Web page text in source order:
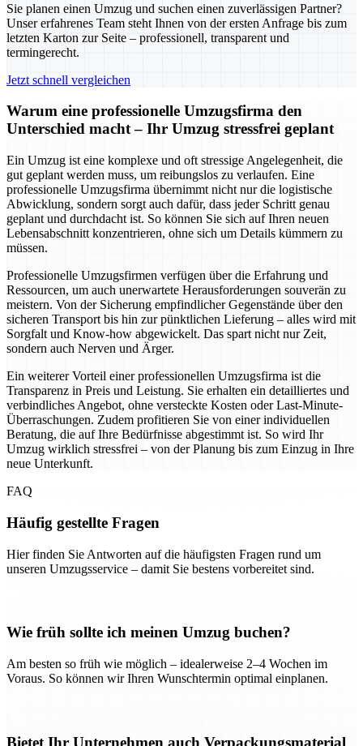
Sie planen einen Umzug und suchen einen zuverlässigen Partner?
Unser erfahrenes Team steht Ihnen von der ersten Anfrage bis zum
letzten Karton zur Seite – professionell, transparent und
termingerecht.
Jetzt schnell vergleichen
Warum eine professionelle Umzugsfirma den
Unterschied macht – Ihr Umzug stressfrei geplant
Ein Umzug ist eine komplexe und oft stressige Angelegenheit, die
gut geplant werden muss, um reibungslos zu verlaufen. Eine
professionelle Umzugsfirma übernimmt nicht nur die logistische
Abwicklung, sondern sorgt auch dafür, dass jeder Schritt genau
geplant und durchdacht ist. So können Sie sich auf Ihren neuen
Lebensabschnitt konzentrieren, ohne sich um Details kümmern zu
müssen.
Professionelle Umzugsfirmen verfügen über die Erfahrung und
Ressourcen, um auch unerwartete Herausforderungen souverän zu
meistern. Von der Sicherung empfindlicher Gegenstände über den
sicheren Transport bis hin zur pünktlichen Lieferung – alles wird mit
Sorgfalt und Know-how abgewickelt. Das spart nicht nur Zeit,
sondern auch Nerven und Ärger.
Ein weiterer Vorteil einer professionellen Umzugsfirma ist die
Transparenz in Preis und Leistung. Sie erhalten ein detailliertes und
verbindliches Angebot, ohne versteckte Kosten oder Last-Minute-
Überraschungen. Zudem profitieren Sie von einer individuellen
Beratung, die auf Ihre Bedürfnisse abgestimmt ist. So wird Ihr
Umzug wirklich stressfrei – von der Planung bis zum Einzug in Ihre
neue Unterkunft.
FAQ
Häufig gestellte Fragen
Hier finden Sie Antworten auf die häufigsten Fragen rund um
unseren Umzugsservice – damit Sie bestens vorbereitet sind.
Wie früh sollte ich meinen Umzug buchen?
Am besten so früh wie möglich – idealerweise 2–4 Wochen im
Voraus. So können wir Ihren Wunschtermin optimal einplanen.
Bietet Ihr Unternehmen auch Verpackungsmaterial